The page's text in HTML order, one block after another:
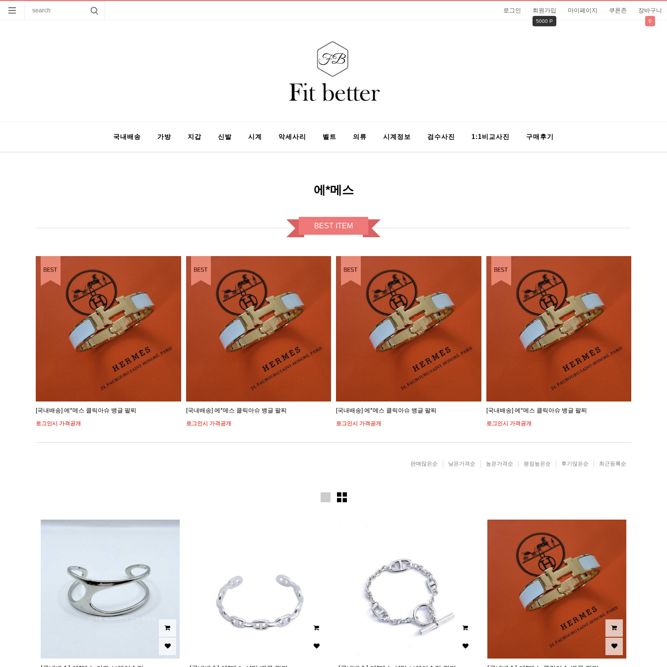
로그인 회원가입
5000 P
마이페이지 쿠폰존 장바구니
0
국내배송 가방 지갑 신발 시계 악세사리 벨트 의류 시계정보 검수사진 1:1비교사진 구매후기
에*메스
BEST ITEM
[국내배송] 에*메스 클릭아슈 뱅글 팔찌
로그인시 가격공개
[국내배송] 에*메스 클릭아슈 뱅글 팔찌
로그인시 가격공개
[국내배송] 에*메스 클릭아슈 뱅글 팔찌
로그인시 가격공개
[국내배송] 에*메스 클릭아슈 뱅글 팔찌
로그인시 가격공개
판매많은순 낮은가격순 높은가격순 평점높은순 후기많은순 최근등록순